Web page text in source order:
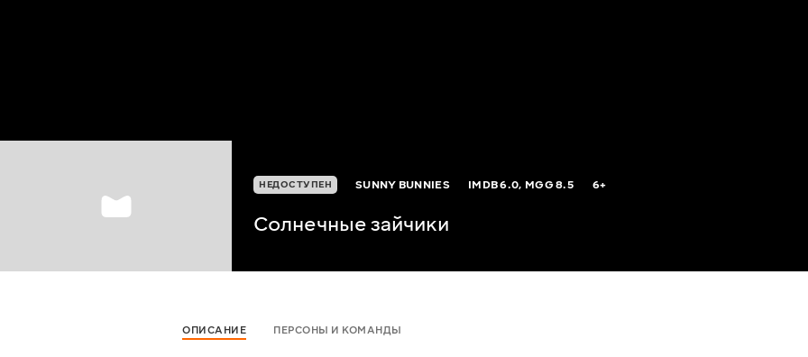
НЕДОСТУПЕН SUNNY BUNNIES IMDB6.0, MGG8.5 6+
Солнечные зайчики
ОПИСАНИЕ ПЕРСОНЫ И КОМАНДЫ